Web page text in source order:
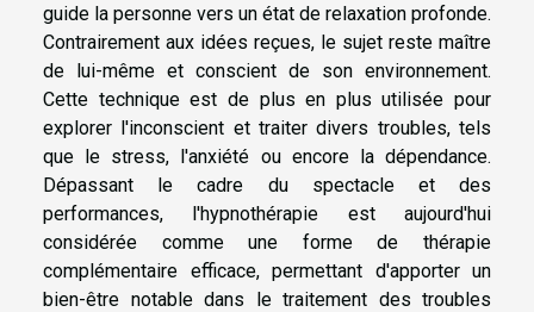
guide la personne vers un état de relaxation profonde.
Contrairement aux idées reçues, le sujet reste maître
de lui-même et conscient de son environnement.
Cette technique est de plus en plus utilisée pour
explorer l'inconscient et traiter divers troubles, tels
que le stress, l'anxiété ou encore la dépendance.
Dépassant le cadre du spectacle et des
performances, l'hypnothérapie est aujourd'hui
considérée comme une forme de thérapie
complémentaire efficace, permettant d'apporter un
bien-être notable dans le traitement des troubles